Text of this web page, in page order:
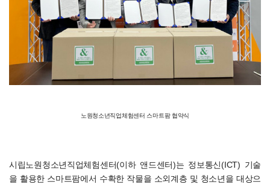
노원청소년직업체험센터 스마트팜 협약식
시립노원청소년직업체험센터(이하 앤드센터)는 정보통신(ICT) 기술
을 활용한 스마트팜에서 수확한 작물을 소외계층 및 청소년을 대상으